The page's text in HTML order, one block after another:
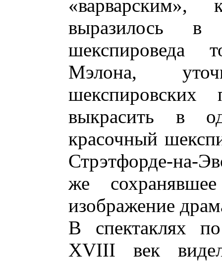
«варварским»,
выразилось в
шекспироведа
Мэлона,
выкрасить в
красочный
Стрэтфорде-на-
же
изображение
В спектаклях
XVIII век видел